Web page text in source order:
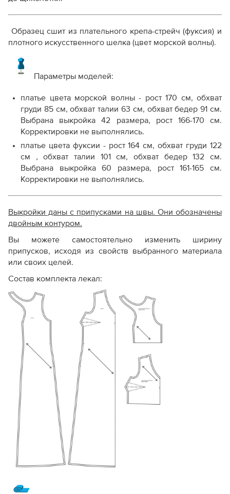
Образец сшит из плательного крепа-стрейч (фуксия) и
плотного искусственного шелка (цвет морской волны).
Параметры моделей:
платье цвета морской волны - рост 170 см, обхват
груди 85 см, обхват талии 63 см, обхват бедер 91 см.
Выбрана выкройка 42 размера, рост 166-170 см.
Корректировки не выполнялись.
платье цвета фуксии - рост 164 см, обхват груди 122
см , обхват талии 101 см, обхват бедер 132 см.
Выбрана выкройка 60 размера, рост 161-165 см.
Корректировки не выполнялись.
Выкройки даны с припусками на швы. Они обозначены
двойным контуром.
Вы можете самостоятельно изменить ширину
припусков, исходя из свойств выбранного материала
или своих целей.
Состав комплекта лекал: